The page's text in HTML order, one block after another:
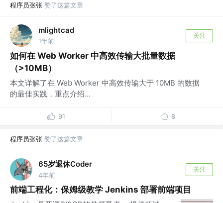
程序员张张 赞了这篇文章
mlightcad
1年前
关注
如何在 Web Worker 中高效传输大批量数据
（>10MB）
本文详解了在 Web Worker 中高效传输大于 10MB 的数据
的最佳实践，重点介绍...
91 8
程序员张张 赞了这篇文章
65岁退休Coder
4年前
关注
前端工程化：保姆级教学 Jenkins 部署前端项目